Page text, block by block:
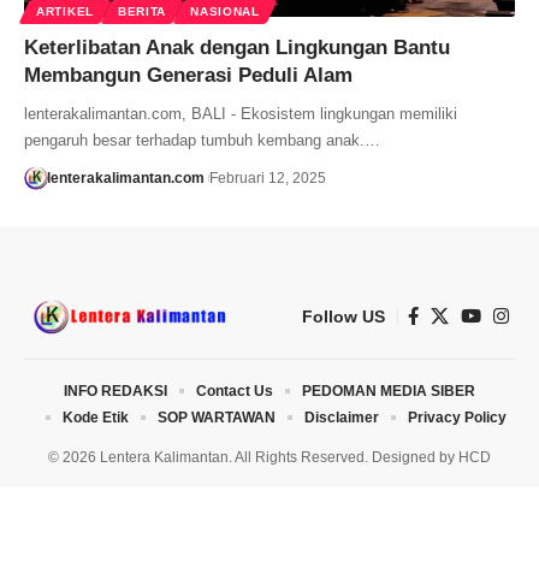
ARTIKEL BERITA NASIONAL
Keterlibatan Anak dengan Lingkungan Bantu
Membangun Generasi Peduli Alam
lenterakalimantan.com, BALI - Ekosistem lingkungan memiliki
pengaruh besar terhadap tumbuh kembang anak.…
lenterakalimantan.com Februari 12, 2025
Follow US
© 2026 Lentera Kalimantan. All Rights Reserved. Designed by HCD
INFO REDAKSI Contact Us
PEDOMAN MEDIA SIBER
Kode Etik
SOP WARTAWAN Disclaimer Privacy Policy